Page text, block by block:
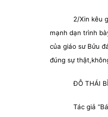
2/Xin kêu
mạnh dạn trình
của giáo sư Bửu
đúng sự
ĐỖ THÁI
Tác giả